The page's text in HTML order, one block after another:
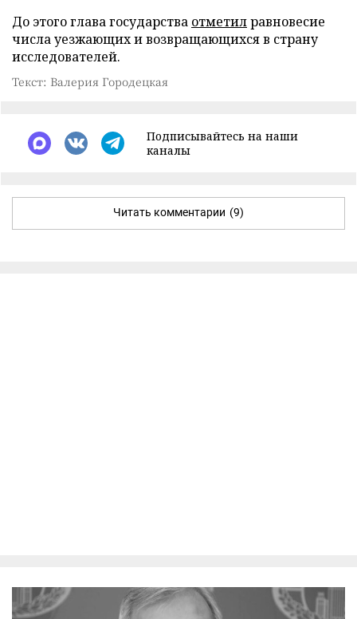
До этого глава государства отметилравновесие
числа уезжающих и возвращающихся в страну
исследователей.
Текст: Валерия Городецкая
Подписывайтесь на наши
каналы
Читать комментарии (9)